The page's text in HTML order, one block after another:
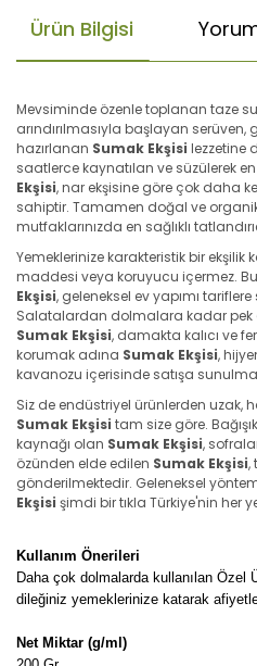
Ürün Bilgisi
Mevsiminde özenle toplanan taze
arındırılmasıyla başlayan serüven,
hazırlanan Sumak Ekşisi lezzetine
saatlerce kaynatılan ve süzülerek
Ekşisi, nar ekşisine göre çok daha
sahiptir. Tamamen doğal ve
mutfaklarınızda en sağlıklı
Yemeklerinize karakteristik bir ekşilik
maddesi veya koruyucu içermez.
Ekşisi, geleneksel ev yapımı
Salatalardan dolmalara kadar pek
Sumak Ekşisi, damakta kalıcı ve
korumak adına Sumak Ekşisi,
kavanozu içerisinde satışa
Siz de endüstriyel ürünlerden uzak,
Sumak Ekşisi tam size göre.
kaynağı olan Sumak Ekşisi,
özünden elde edilen Sumak Ekşisi,
gönderilmektedir. Geleneksel
Ekşisi şimdi bir tıkla Türkiye'nin her
Kullanım Önerileri
Daha çok dolmalarda kullanılan Özel
dileğiniz yemeklerinize katarak
Net Miktar (g/ml)